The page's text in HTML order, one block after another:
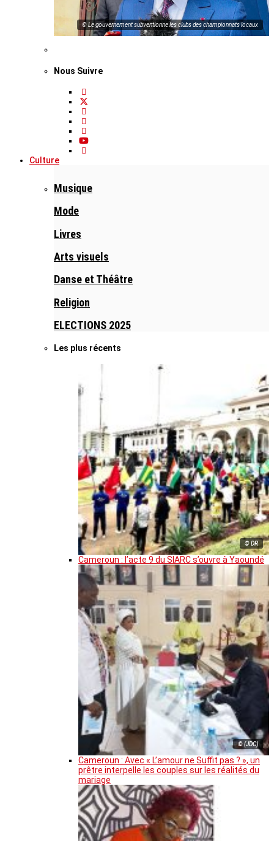
© Le gouvernement subventionne les clubs des championnats locaux
Nous Suivre
Culture
Musique
Mode
Livres
Arts visuels
Danse et Théâtre
Religion
ELECTIONS 2025
Les plus récents
© DR
Cameroun : l’acte 9 du SIARC s’ouvre à Yaoundé
© (JDC)
Cameroun : Avec « L’amour ne Suffit pas ? », un
prêtre interpelle les couples sur les réalités du
mariage